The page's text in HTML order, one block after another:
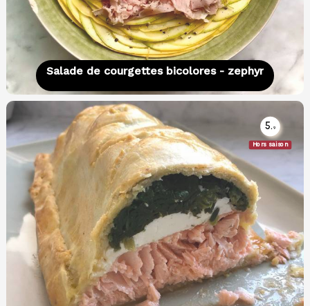
Salade de courgettes bicolores - zephyr
5.9
Hors saison